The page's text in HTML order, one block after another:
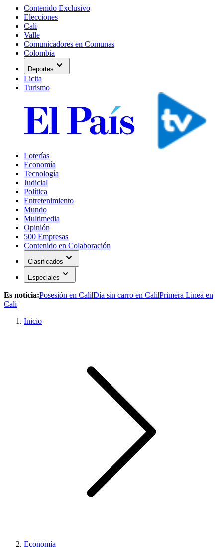
Contenido Exclusivo
Elecciones
Cali
Valle
Comunicadores en Comunas
Colombia
Deportes expand_more
Licita
Turismo
Loterías
Economía
Tecnología
Judicial
Política
Entretenimiento
Mundo
Multimedia
Opinión
500 Empresas
Contenido en Colaboración
Clasificados expand_more
Especiales expand_more
Es noticia:Posesión en Cali|Día sin carro en Cali|Primera Linea en
Cali
Inicio
Economía